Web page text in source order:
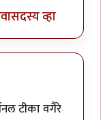
सदस्य व्हा
टीका वगैरे